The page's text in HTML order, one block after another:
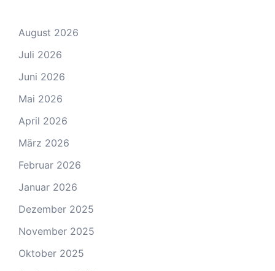
August 2026
Juli 2026
Juni 2026
Mai 2026
April 2026
März 2026
Februar 2026
Januar 2026
Dezember 2025
November 2025
Oktober 2025